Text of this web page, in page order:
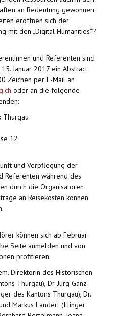
an Bedeutung gewonnen.
eröffnen sich der
mit den „Digital Humanities“?
und Referenten sind
Januar 2017 ein Abstract
Zeichen per E-Mail an
oder an die folgende
Thurgau
12
und Verpflegung der
Referenten während des
durch die Organisatoren
an Reisekosten können
können sich ab Februar
Seite anmelden und von
profitieren.
Direktorin des Historischen
Thurgau), Dr. Jürg Ganz
des Kantons Thurgau), Dr.
Markus Landert (Ittinger